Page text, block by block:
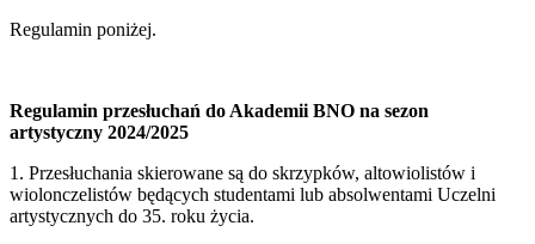
Regulamin poniżej.
Regulamin przesłuchań do Akademii BNO na sezon
artystyczny 2024/2025
1. Przesłuchania skierowane są do skrzypków, altowiolistów i
wiolonczelistów będących studentami lub absolwentami Uczelni
artystycznych do 35. roku życia.